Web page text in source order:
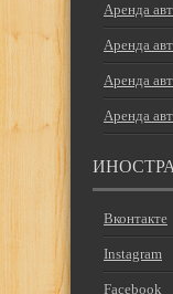
Аренда
Аренда
Аренда
Аренда
Вконтакте
Instagram
Facebook